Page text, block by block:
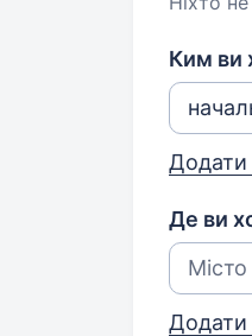
Ким ви
Додати
Де ви
Додати